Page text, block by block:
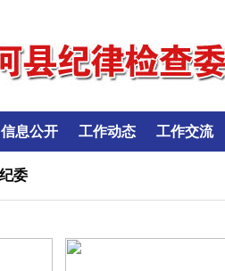
信息公开 工作动态 工作交流
委